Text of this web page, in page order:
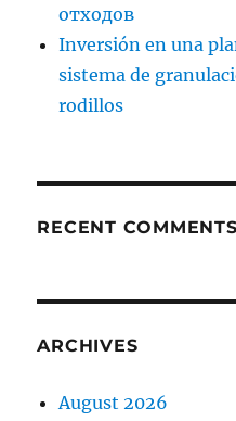
отходов
Inversión en una
sistema de
rodillos
RECENT COMMENTS
ARCHIVES
August 2026